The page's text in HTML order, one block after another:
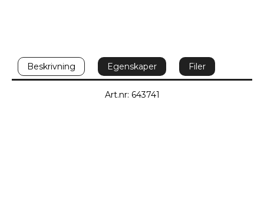
Beskrivning Egenskaper Filer
Art.nr: 643741